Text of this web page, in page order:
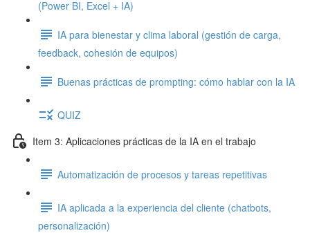
(Power BI, Excel + IA)
IA para bienestar y clima laboral (gestión de carga,
feedback, cohesión de equipos)
Buenas prácticas de prompting: cómo hablar con la IA
QUIZ
Item 3: Aplicaciones prácticas de la IA en el trabajo
Automatización de procesos y tareas repetitivas
IA aplicada a la experiencia del cliente (chatbots,
personalización)